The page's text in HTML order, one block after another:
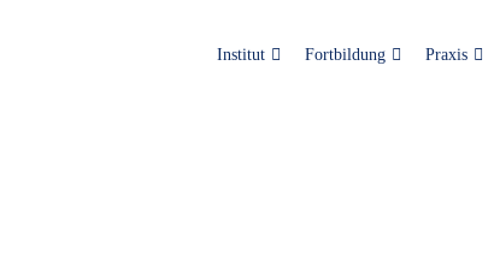
Institut Fortbildung Praxis